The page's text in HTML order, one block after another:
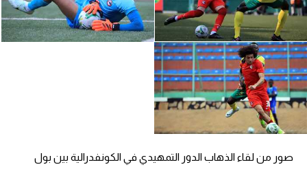
الدوري المصري
الكرة الأوروبية
الكرة الإفريقية
منتخب مصر
سعودي في الجول
صور من لقاء الذهاب الدور التمهيدي في الكونفدرالية بين بول